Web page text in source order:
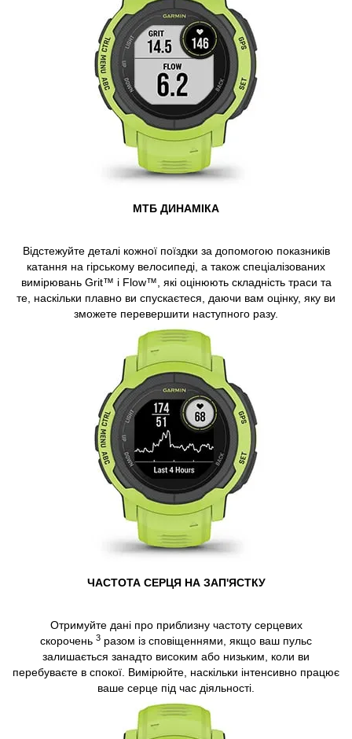
МТБ ДИНАМІКА
Відстежуйте деталі кожної поїздки за допомогою показників
катання на гірському велосипеді, а також спеціалізованих
вимірювань Grit™ і Flow™, які оцінюють складність траси та
те, наскільки плавно ви спускаєтеся, даючи вам оцінку, яку ви
зможете перевершити наступного разу.
ЧАСТОТА СЕРЦЯ НА ЗАП'ЯСТКУ
Отримуйте дані про приблизну частоту серцевих
скорочень 3 разом із сповіщеннями, якщо ваш пульс
залишається занадто високим або низьким, коли ви
перебуваєте в спокої. Вимірюйте, наскільки інтенсивно працює
ваше серце під час діяльності.